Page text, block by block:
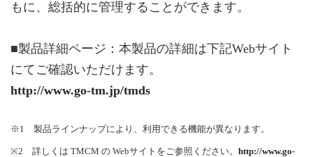
もに、総括的に管理することができます。
■製品詳細ページ：本製品の詳細は下記Webサイト
にてご確認いただけます。
http://www.go-tm.jp/tmds
※1 製品ラインナップにより、利用できる機能が異なります。
※2 詳しくは TMCM の Webサイトをご参照ください。 http://www.go-